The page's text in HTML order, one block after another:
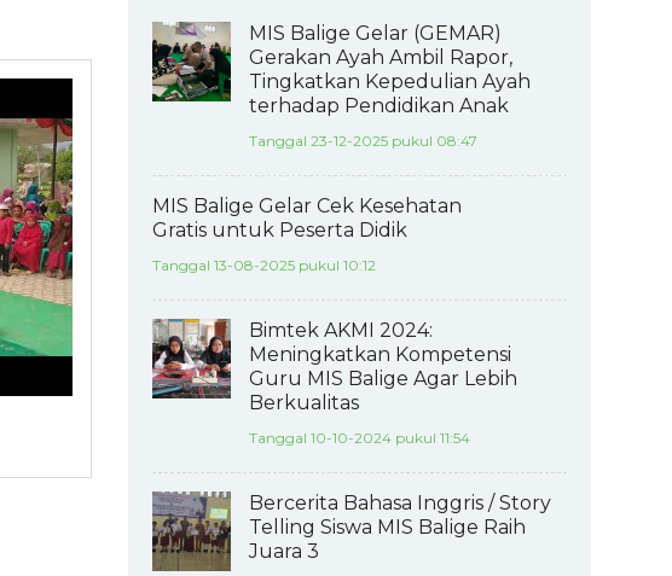
MIS Balige Gelar (GEMAR)
Gerakan Ayah Ambil Rapor,
Tingkatkan Kepedulian Ayah
terhadap Pendidikan Anak
Tanggal 23-12-2025 pukul 08:47
MIS Balige Gelar Cek Kesehatan
Gratis untuk Peserta Didik
Tanggal 13-08-2025 pukul 10:12
Bimtek AKMI 2024:
Meningkatkan Kompetensi
Guru MIS Balige Agar Lebih
Berkualitas
Tanggal 10-10-2024 pukul 11:54
Bercerita Bahasa Inggris / Story
Telling Siswa MIS Balige Raih
Juara 3